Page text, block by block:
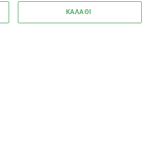
ΚΑΛΑΘΙ
πολλαπλές